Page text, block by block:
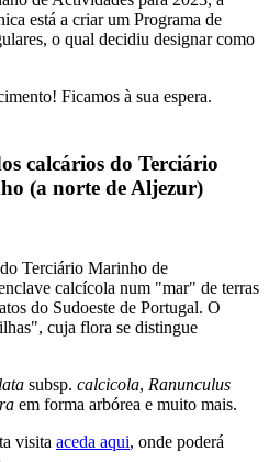
está a criar um Programa de
o qual decidiu designar como
Ficamos à sua espera.
calcários do Terciário
(a norte de Aljezur)
Terciário Marinho de
calcícola num "mar" de terras
do Sudoeste de Portugal. O
cuja flora se distingue
subsp. calcicola, Ranunculus
em forma arbórea e muito mais.
visita aceda aqui, onde poderá